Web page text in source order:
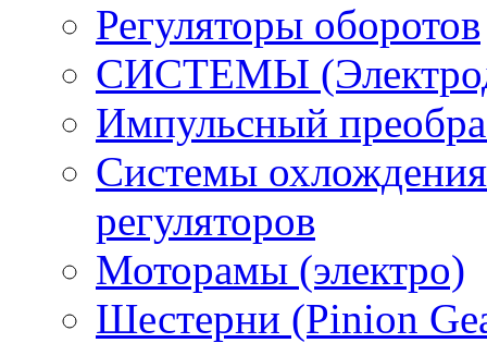
Регуляторы оборотов
СИСТЕМЫ
Импульсный
Системы охлождения
регуляторов
Моторамы (электро)
Шестерни (Pinion